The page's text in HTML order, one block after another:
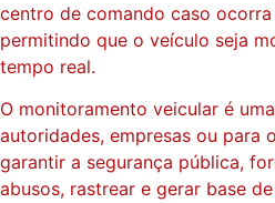
centro de comando caso
permitindo que o veículo seja
tempo real.
O monitoramento veicular é
autoridades, empresas ou para
garantir a segurança pública,
abusos, rastrear e gerar base